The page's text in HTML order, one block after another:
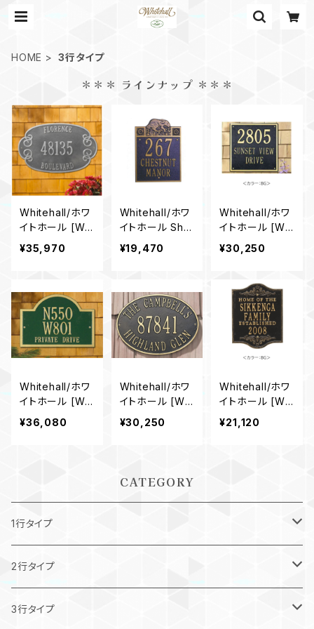
HOME 3行タイプ
＊＊＊ ラインナップ ＊＊＊
Whitehall/ホワ
イトホール [WH
1528]Florence
Estate 3lines
¥35,970
Whitehall/ホワ
イトホール Shef
field
¥19,470
Whitehall/ホワ
イトホール [WH
2112]Square
¥30,250
Whitehall/ホワ
イトホール [WH
1579]Wisconsi
n Special
¥36,080
Whitehall/ホワ
イトホール [WH
2918]Hawthor
ne Oval
¥30,250
Whitehall/ホワ
イトホール [WH
-3312] Buena
Vista Annivers
¥21,120
CATEGORY
1行タイプ
Petite：巾260mmまでのサイズ
2行タイプ
Grande又はEstate：巾450mm以上のサイズ
3行タイプ